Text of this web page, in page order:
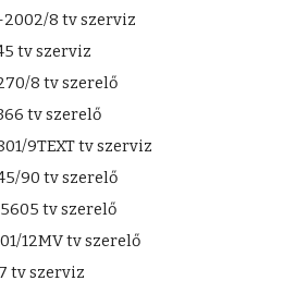
2002/8 tv szerviz
tv szerviz
8 tv szerelő
tv szerelő
9TEXT tv szerviz
90 tv szerelő
tv szerelő
12MV tv szerelő
tv szerviz